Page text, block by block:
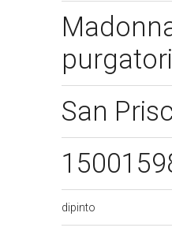
San
dipinto